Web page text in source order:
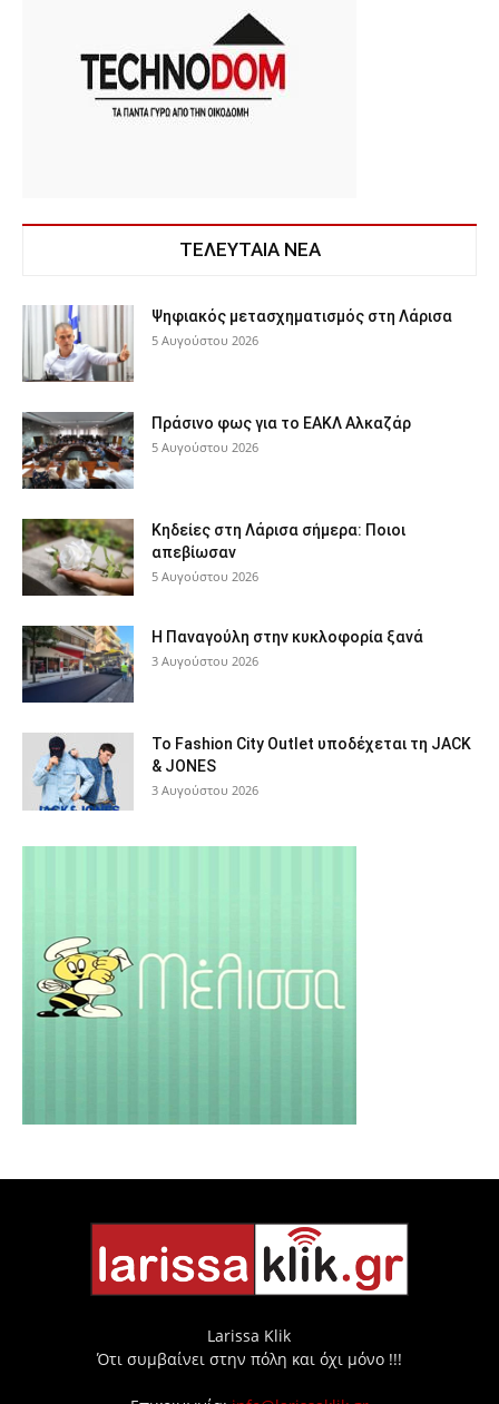
ΤΕΛΕΥΤΑΙΑ ΝΕΑ
Ψηφιακός μετασχηματισμός στη Λάρισα
5 Αυγούστου 2026
Πράσινο φως για το ΕΑΚΛ Αλκαζάρ
5 Αυγούστου 2026
Κηδείες στη Λάρισα σήμερα: Ποιοι
απεβίωσαν
5 Αυγούστου 2026
Η Παναγούλη στην κυκλοφορία ξανά
3 Αυγούστου 2026
Το Fashion City Outlet υποδέχεται τη JACK
& JONES
3 Αυγούστου 2026
Larissa Klik
Ότι συμβαίνει στην πόλη και όχι μόνο !!!